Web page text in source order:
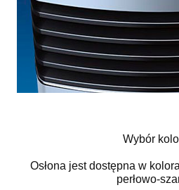
Wybór
Osłona jest dostępna w
perłowo-